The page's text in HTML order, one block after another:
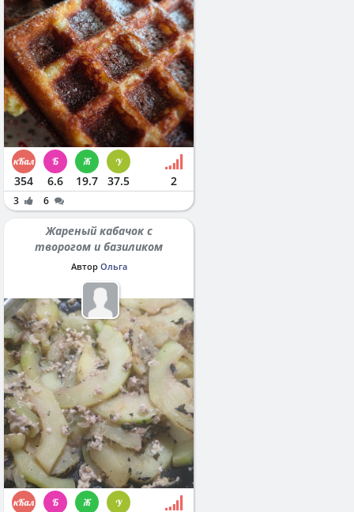
354 6.6 19.7 37.5 2
3 6
Жареный кабачок с
творогом и базиликом
Автор Ольга